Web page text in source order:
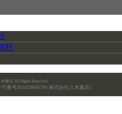
書店 All Rights Reserved.
番号301029600799 株式会社八木書店]
社